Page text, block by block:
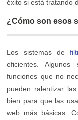
éxito si está tratando
¿Cómo son esos
Los sistemas de
eficientes.
funciones que no
pueden ralentizar
bien para que las
web más básicas.